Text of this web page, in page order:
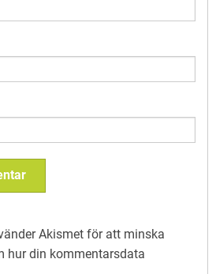
Akismet för att minska
hur din kommentarsdata